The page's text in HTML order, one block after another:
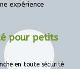
expérience
pour petits
en toute sécurité